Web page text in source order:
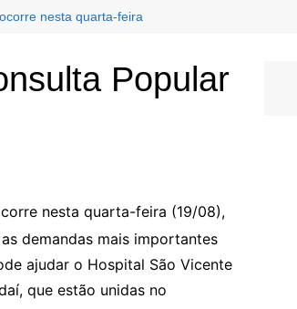
nesta quarta-feira
Popular
nesta quarta-feira (19/08),
demandas mais importantes
ajudar o Hospital São Vicente
que estão unidas no